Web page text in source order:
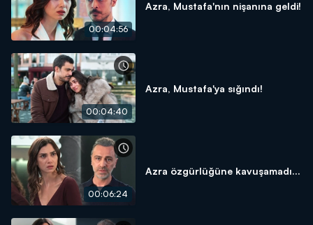
00:04:56
Azra, Mustafa'nın nişanına geldi!
00:04:40
Azra, Mustafa'ya sığındı!
00:06:24
Azra özgürlüğüne kavuşamadı...